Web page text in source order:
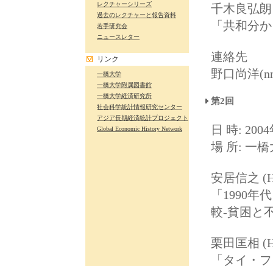
レクチャーシリーズ
過去のレクチャーと報告資料
若手研究会
ニュースレター
リンク
一橋大学
一橋大学附属図書館
一橋大学経済研究所
社会科学統計情報研究センター
アジア長期経済統計プロジェクト
Global Economic History Network
千木良弘
「共和分
連絡先
野口尚洋
第2回
日 時:
場 所: 一橋
安居信之
「1990年
較-貧困と
栗田匡相
「タイ・